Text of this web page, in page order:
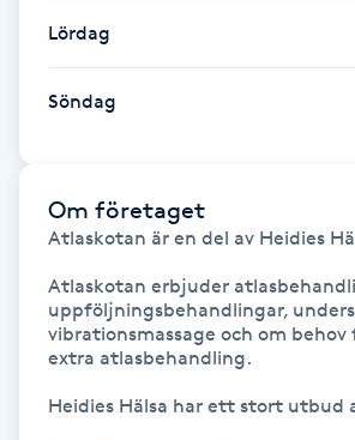
Läpptatuering
Makeup
Manikyr & Pedikyr
Massage
Medial vägledning
Lördag
Söndag
Om företaget
Atlaskotan är en del av Heidies
Atlaskotan erbjuder
uppföljningsbehandlingar,
vibrationsmassage och om behov
extra atlasbehandling.
Heidies Hälsa har ett stort utbud